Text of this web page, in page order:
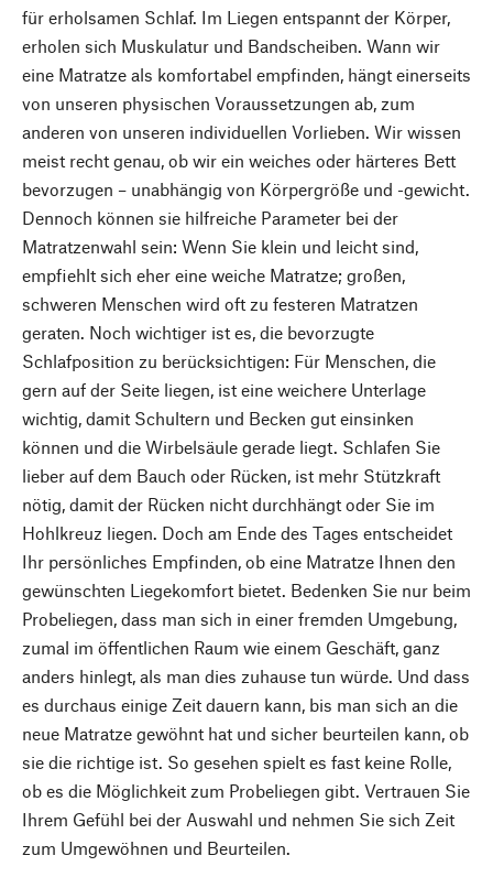
für erholsamen Schlaf. Im Liegen entspannt der Körper,
erholen sich Muskulatur und Bandscheiben. Wann wir
eine Matratze als komfortabel empfinden, hängt einerseits
von unseren physischen Voraussetzungen ab, zum
anderen von unseren individuellen Vorlieben. Wir wissen
meist recht genau, ob wir ein weiches oder härteres Bett
bevorzugen – unabhängig von Körpergröße und -gewicht.
Dennoch können sie hilfreiche Parameter bei der
Matratzenwahl sein: Wenn Sie klein und leicht sind,
empfiehlt sich eher eine weiche Matratze; großen,
schweren Menschen wird oft zu festeren Matratzen
geraten. Noch wichtiger ist es, die bevorzugte
Schlafposition zu berücksichtigen: Für Menschen, die
gern auf der Seite liegen, ist eine weichere Unterlage
wichtig, damit Schultern und Becken gut einsinken
können und die Wirbelsäule gerade liegt. Schlafen Sie
lieber auf dem Bauch oder Rücken, ist mehr Stützkraft
nötig, damit der Rücken nicht durchhängt oder Sie im
Hohlkreuz liegen. Doch am Ende des Tages entscheidet
Ihr persönliches Empfinden, ob eine Matratze Ihnen den
gewünschten Liegekomfort bietet. Bedenken Sie nur beim
Probeliegen, dass man sich in einer fremden Umgebung,
zumal im öffentlichen Raum wie einem Geschäft, ganz
anders hinlegt, als man dies zuhause tun würde. Und dass
es durchaus einige Zeit dauern kann, bis man sich an die
neue Matratze gewöhnt hat und sicher beurteilen kann, ob
sie die richtige ist. So gesehen spielt es fast keine Rolle,
ob es die Möglichkeit zum Probeliegen gibt. Vertrauen Sie
Ihrem Gefühl bei der Auswahl und nehmen Sie sich Zeit
zum Umgewöhnen und Beurteilen.